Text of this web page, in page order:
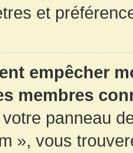
et
empêcher
membres
panneau
», vous